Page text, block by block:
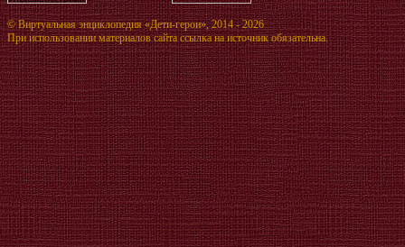
©Виртуальная энциклопедия «Дети-герои», 2014 - 2026
При использовании материалов сайта ссылка на источник обязательна.